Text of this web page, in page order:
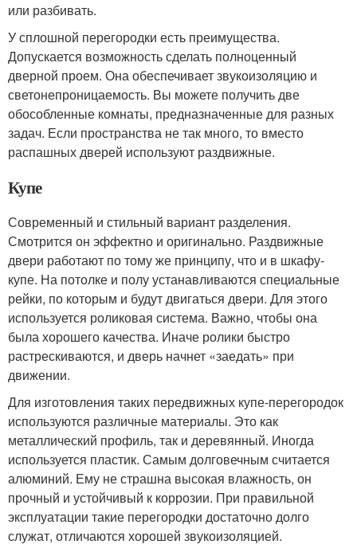
или разбивать.
У сплошной перегородки есть преимущества.
Допускается возможность сделать полноценный
дверной проем. Она обеспечивает звукоизоляцию и
светонепроницаемость. Вы можете получить две
обособленные комнаты, предназначенные для разных
задач. Если пространства не так много, то вместо
распашных дверей используют раздвижные.
Купе
Современный и стильный вариант разделения.
Смотрится он эффектно и оригинально. Раздвижные
двери работают по тому же принципу, что и в шкафу-
купе. На потолке и полу устанавливаются специальные
рейки, по которым и будут двигаться двери. Для этого
используется роликовая система. Важно, чтобы она
была хорошего качества. Иначе ролики быстро
растрескиваются, и дверь начнет «заедать» при
движении.
Для изготовления таких передвижных купе-перегородок
используются различные материалы. Это как
металлический профиль, так и деревянный. Иногда
используется пластик. Самым долговечным считается
алюминий. Ему не страшна высокая влажность, он
прочный и устойчивый к коррозии. При правильной
эксплуатации такие перегородки достаточно долго
служат, отличаются хорошей звукоизоляцией.